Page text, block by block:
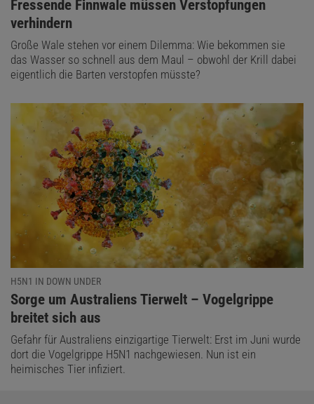
:Fressende Finnwale müssen Verstopfungen
verhindern
Große Wale stehen vor einem Dilemma: Wie bekommen sie
das Wasser so schnell aus dem Maul – obwohl der Krill dabei
eigentlich die Barten verstopfen müsste?
H5N1 IN DOWN UNDER
:
Sorge um Australiens Tierwelt – Vogelgrippe
breitet sich aus
Gefahr für Australiens einzigartige Tierwelt: Erst im Juni wurde
dort die Vogelgrippe H5N1 nachgewiesen. Nun ist ein
heimisches Tier infiziert.